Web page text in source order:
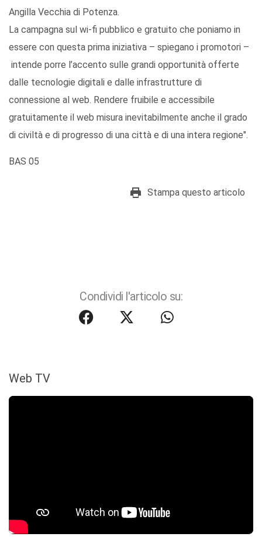
Angilla Vecchia di Potenza.
La campagna sul wi-fi pubblico e gratuito che poniamo in
essere con questa prima iniziativa – spiegano i promotori –
intende porre l’accento sulle grandi opportunità offerte
dalle tecnologie digitali e dalle infrastrutture di
connessione al web. Rendere fruibile e accessibile
gratuitamente il web misura inevitabilmente anche il grado
di civiltà e di progresso di una città e di una intera regione".
BAS 05
Stampa questo articolo
Condividi l'articolo su:
Web TV